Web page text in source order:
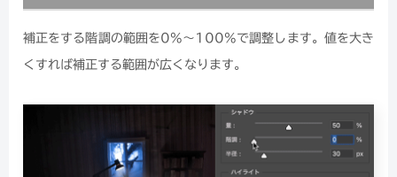
補正をする階調の範囲を0%〜100%で調整します。値を大き
くすれば補正する範囲が広くなります。